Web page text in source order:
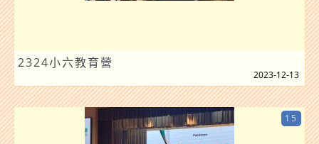
2324小六教育營
2023-12-13
15